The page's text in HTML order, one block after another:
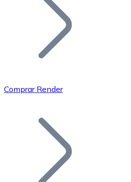
Bitcoin
Comprar Render